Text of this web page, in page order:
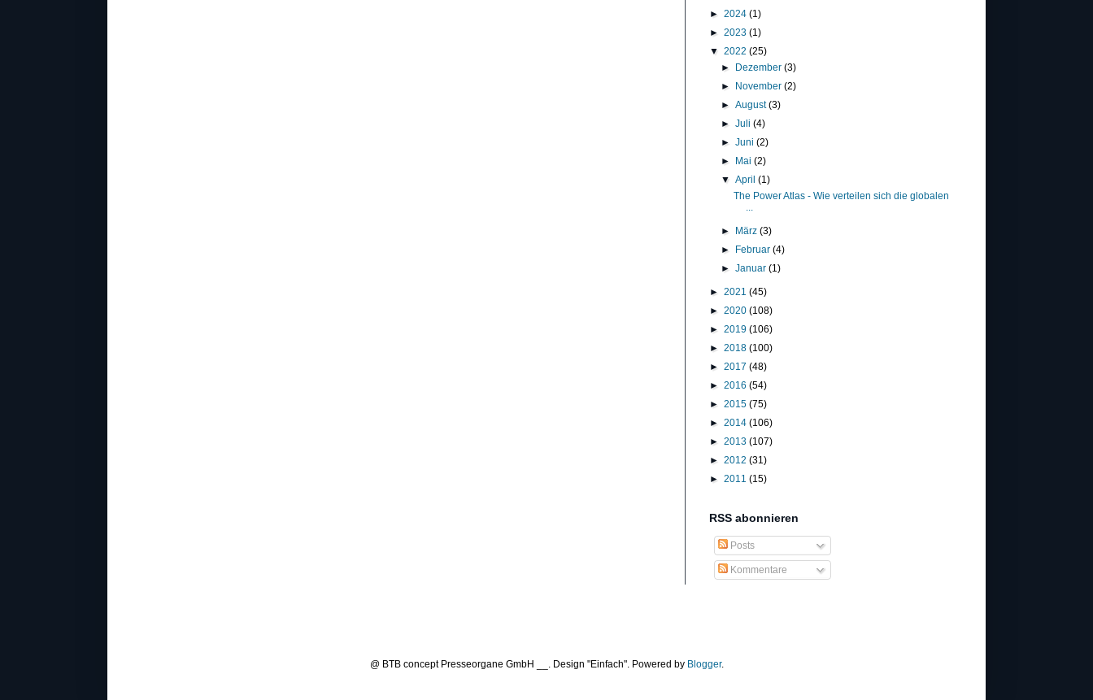
► 2024 (1)
► 2023 (1)
▼ 2022 (25)
► Dezember(3)
► November(2)
►August(3)
►Juli(4)
►Juni(2)
► Mai(2)
▼April(1)
The Power Atlas - Wie verteilen sich die globalen
► März(3)
► Februar(4)
►Januar(1)
► 2021 (45)
► 2020 (108)
► 2019 (106)
► 2018 (100)
► 2017 (48)
► 2016 (54)
► 2015 (75)
► 2014 (106)
► 2013 (107)
► 2012 (31)
► 2011 (15)
RSS abonnieren
Posts
Kommentare
@ BTB concept Presseorgane GmbH __. Design "Einfach". Powered by Blogger.